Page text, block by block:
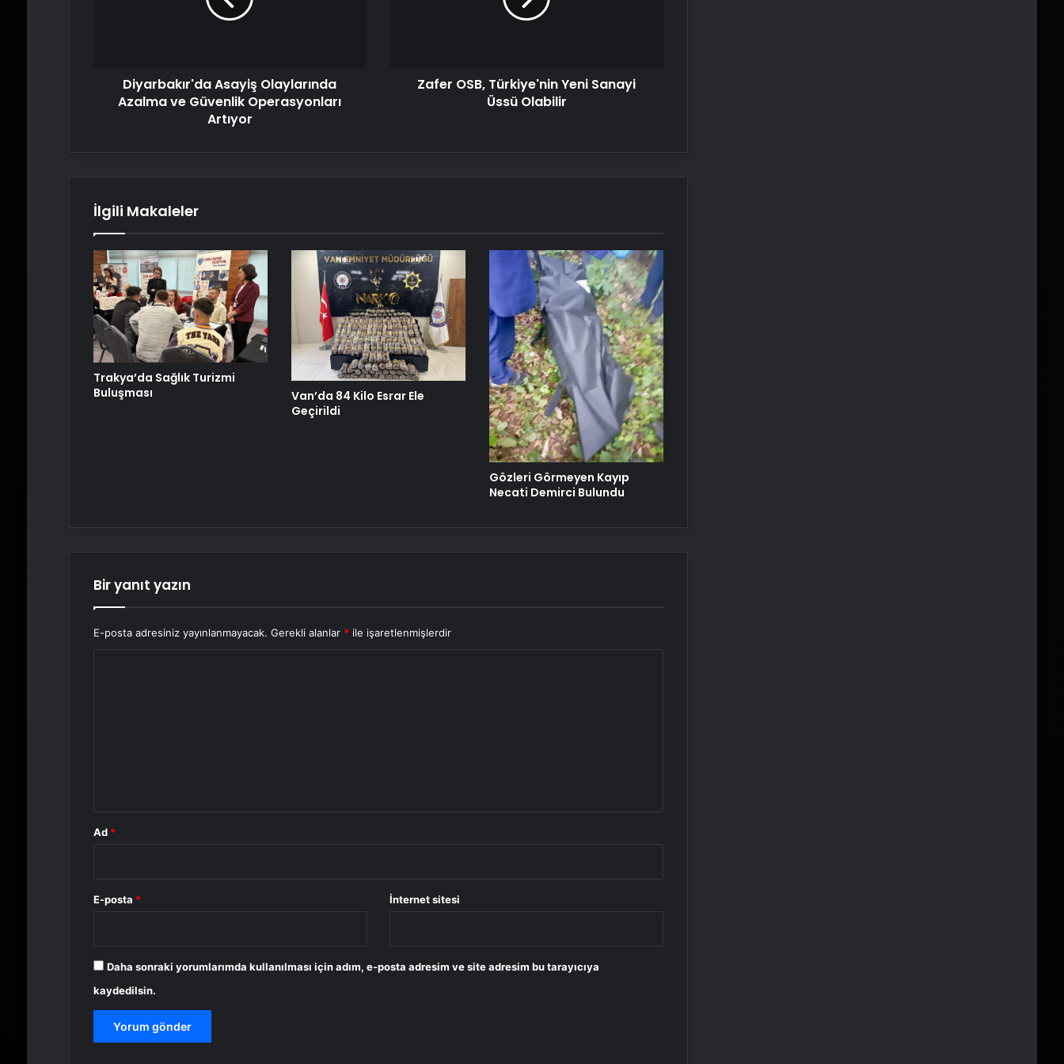
Diyarbakır'da Asayiş Olaylarında
Azalma ve Güvenlik Operasyonları
Artıyor
Zafer OSB, Türkiye'nin Yeni Sanayi
Üssü Olabilir
İlgili Makaleler
Trakya’da Sağlık Turizmi
Buluşması
Van’da 84 Kilo Esrar Ele
Geçirildi
Gözleri Görmeyen Kayıp
Necati Demirci Bulundu
Bir yanıt yazın
E-posta adresiniz yayınlanmayacak. Gerekli alanlar * ile işaretlenmişlerdir
Ad *
E-posta * İnternet sitesi
Daha sonraki yorumlarımda kullanılması için adım, e-posta adresim ve site adresim bu tarayıcıya
kaydedilsin.